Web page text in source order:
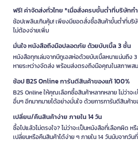
ฟรี! ค่าจัดส่งทั่วไทย *เมื่อสั่งครบขั้นต่ำที่บริษัทก
ช้อปเพลินเกินคุ้ม! เพียงมียอดสั่งซื้อสินค้าขั้นต่ำที่บริ
ไม่ต้องจ่ายเพิ่ม
มั่นใจ หนังสือถึงมือปลอดภัย ด้วยบับเบิ้ล 3 ชั้น
หนังสือทุกเล่มจากบีทูเอสห่อด้วยบับเบิ้ลหนาแน่นถึง
หายระหว่างจัดส่ง พร้อมส่งตรงถึงมือคุณในสภาพ
ช้อป B2S Online การันตีสินค้าของแท้ 100%
B2S Online ให้คุณเลือกซื้อสินค้าหลากหลาย ไม่ว่าจ
อื่นๆ อีกมากมายได้อย่างมั่นใจ ด้วยการการันตีสินค้า
เปลี่ยน/คืนสินค้าง่าย ภายใน 14 วัน
ซื้อไปแล้วไม่ตรงใจ? ไม่ว่าจะเป็นหนังสือที่เลือกผิด
เปลี่ยนหรือคืนสินค้าได้ง่าย ๆ ภายใน 14 วันนับจากวัน